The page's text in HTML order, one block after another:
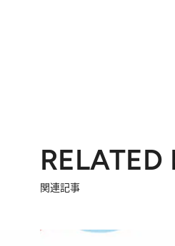
RELATED
関連記事